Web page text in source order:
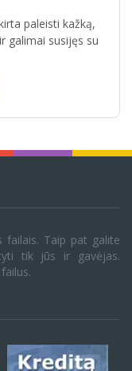
paleisti kažką,
galimai susijęs su
failais. Taip pat galite
tik jūs ir gavėjas.